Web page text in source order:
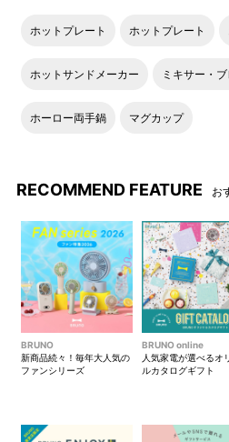
ホットプレート ホットプレート
ホットサンドメーカー ミキサー・
ホーロー両手鍋 マグカップ
RECOMMEND FEATURE お
BRUNO
新商品続々！毎年大人気の
ファンシリーズ
BRUNO online
人気家電が選べるオ
ルカタログギフト